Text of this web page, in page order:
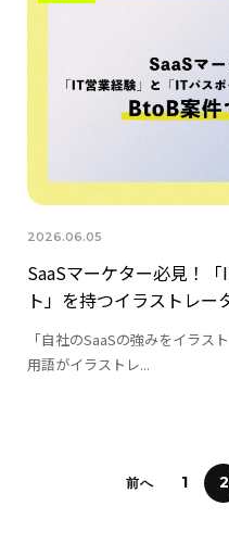
2026.06.05
SaaSマーケター必見！
ト」を持つイラストレ
「自社のSaaSの強みをイラス
用語がイラストレ...
前へ 1 2